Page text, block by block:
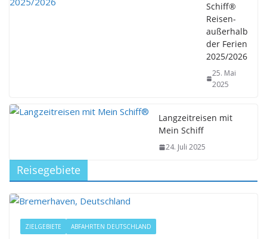
Schiff®
Reisen-
außerhalb
der Ferien
2025/2026
25. Mai
2025
Langzeitreisen mit
Mein Schiff
24. Juli 2025
Reisegebiete
ZIELGEBIETE ABFAHRTEN DEUTSCHLAND